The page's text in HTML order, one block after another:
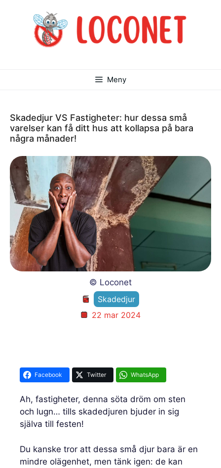
Meny
Skadedjur VS Fastigheter: hur dessa små
varelser kan få ditt hus att kollapsa på bara
några månader!
© Loconet
Skadedjur
22 mar 2024
Facebook Twitter WhatsApp
Ah, fastigheter, denna söta dröm om sten
och lugn… tills skadedjuren bjuder in sig
själva till festen!
Du kanske tror att dessa små djur bara är en
mindre olägenhet, men tänk igen: de kan